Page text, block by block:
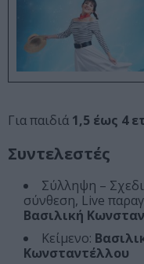
Για παιδιά 1,5 έως 4
Συντελεστές
Σύλληψη –
σύνθεση, Live
Βασιλική
Κείμενο:
Κωνσταντέλλου